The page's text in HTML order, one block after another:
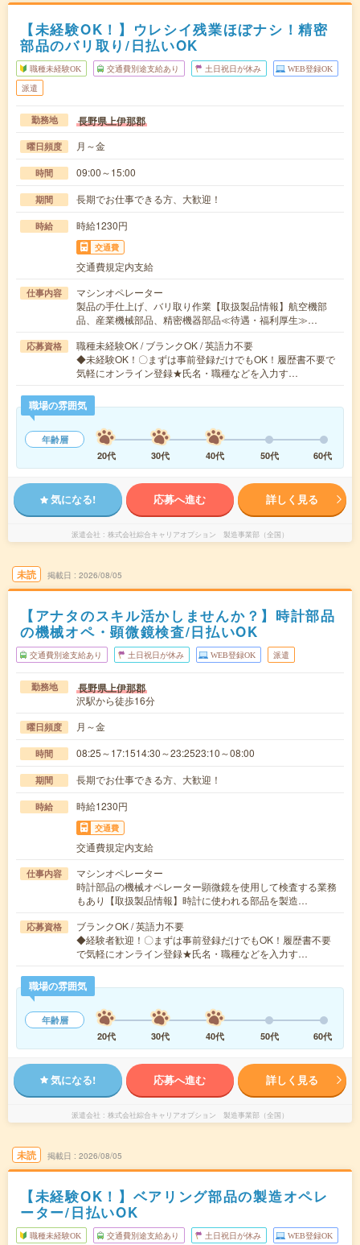
【未経験OK！】ウレシイ残業ほぼナシ！精密
部品のバリ取り/日払いOK
職種未経験OK 交通費別途支給あり 土日祝日が休み WEB登録OK
派遣
勤務地 長野県上伊那郡
曜日頻度 月～金
時間 09:00～15:00
期間 長期でお仕事できる方、大歓迎！
時給 時給1230円
交通費
交通費規定内支給
仕事内容
マシンオペレーター
製品の手仕上げ、バリ取り作業【取扱製品情報】航空機部
品、産業機械部品、精密機器部品≪待遇・福利厚生≫…
応募資格
職種未経験OK / ブランクOK / 英語力不要
◆未経験OK！〇まずは事前登録だけでもOK！履歴書不要で
気軽にオンライン登録★氏名・職種などを入力す…
職場の雰囲気
年齢層
20代
30代 40代 50代 60代
気になる! 応募へ進む 詳しく見る
派遣会社 株式会社綜合キャリアオプション 製造事業部（全国）
未読 掲載日 2026/08/05
【アナタのスキル活かしませんか？】時計部品
の機械オペ・顕微鏡検査/日払いOK
交通費別途支給あり 土日祝日が休み WEB登録OK 派遣
勤務地 長野県上伊那郡
沢駅から徒歩16分
曜日頻度 月～金
時間 08:25～17:1514:30～23:2523:10～08:00
期間 長期でお仕事できる方、大歓迎！
時給 時給1230円
交通費
交通費規定内支給
仕事内容
マシンオペレーター
時計部品の機械オペレーター顕微鏡を使用して検査する業務
もあり【取扱製品情報】時計に使われる部品を製造…
応募資格
ブランクOK / 英語力不要
◆経験者歓迎！〇まずは事前登録だけでもOK！履歴書不要
で気軽にオンライン登録★氏名・職種などを入力す…
職場の雰囲気
年齢層
20代
30代 40代 50代 60代
気になる! 応募へ進む 詳しく見る
派遣会社 株式会社綜合キャリアオプション 製造事業部（全国）
未読 掲載日 2026/08/05
【未経験OK！】ベアリング部品の製造オペレ
ーター/日払いOK
職種未経験OK 交通費別途支給あり 土日祝日が休み WEB登録OK